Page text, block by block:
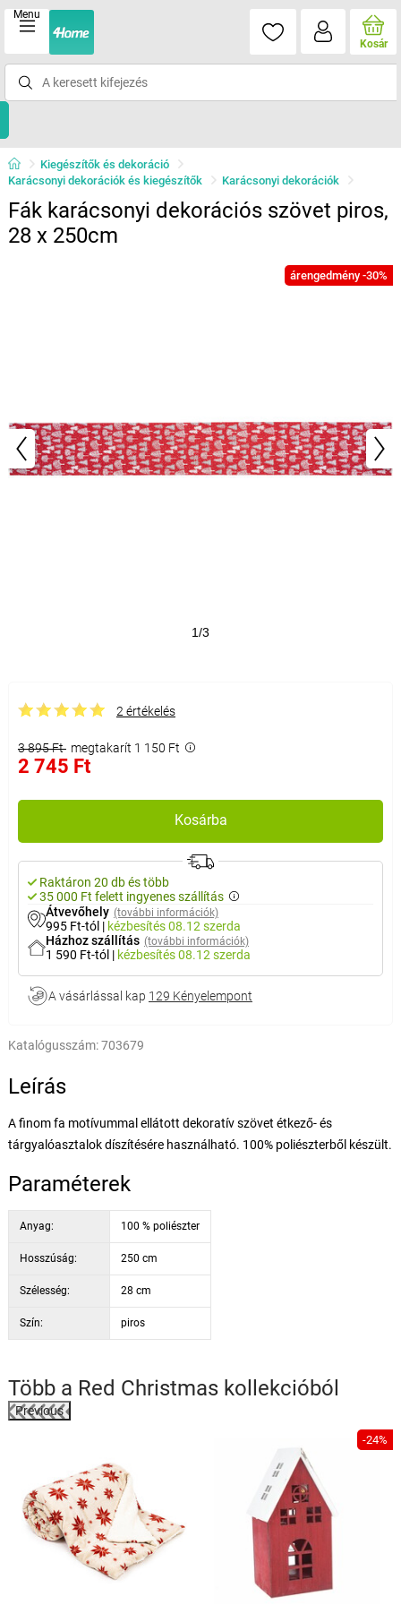
Menu
Kosár
Kiegészítők és dekoráció
Karácsonyi dekorációk és kiegészítők
Karácsonyi dekorációk
Fák karácsonyi dekorációs szövet piros,
28 x 250cm
árengedmény -30%
1/3
2 értékelés
3 895 Ft megtakarít 1 150 Ft
2 745 Ft
Kosárba
Raktáron 20 db és több
35 000 Ft felett ingyenes szállítás
Átvevőhely (további információk)
995 Ft-tól | kézbesítés08.12 szerda
Házhoz szállítás (további információk)
1 590 Ft-tól | kézbesítés08.12 szerda
A vásárlással kap 129 Kényelempont
Katalógusszám:703679
Leírás
A finom fa motívummal ellátott dekoratív szövet étkező- és
tárgyalóasztalok díszítésére használható. 100% poliészterből készült.
Paraméterek
Anyag: 100 % poliészter
Hosszúság: 250 cm
Szélesség: 28 cm
Szín: piros
Több a Red Christmaskollekcióból
Previous
-24%